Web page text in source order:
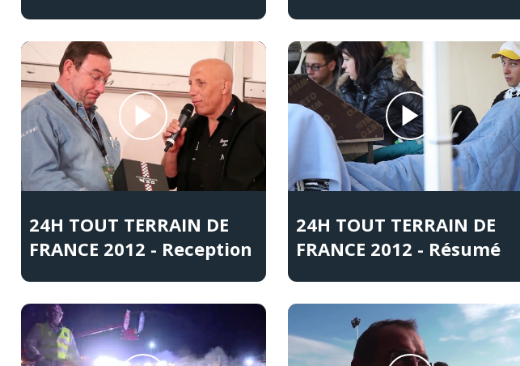
24H TOUT TERRAIN DE
FRANCE 2012 - Reception
24H TOUT TERRAIN DE
FRANCE 2012 - Résumé